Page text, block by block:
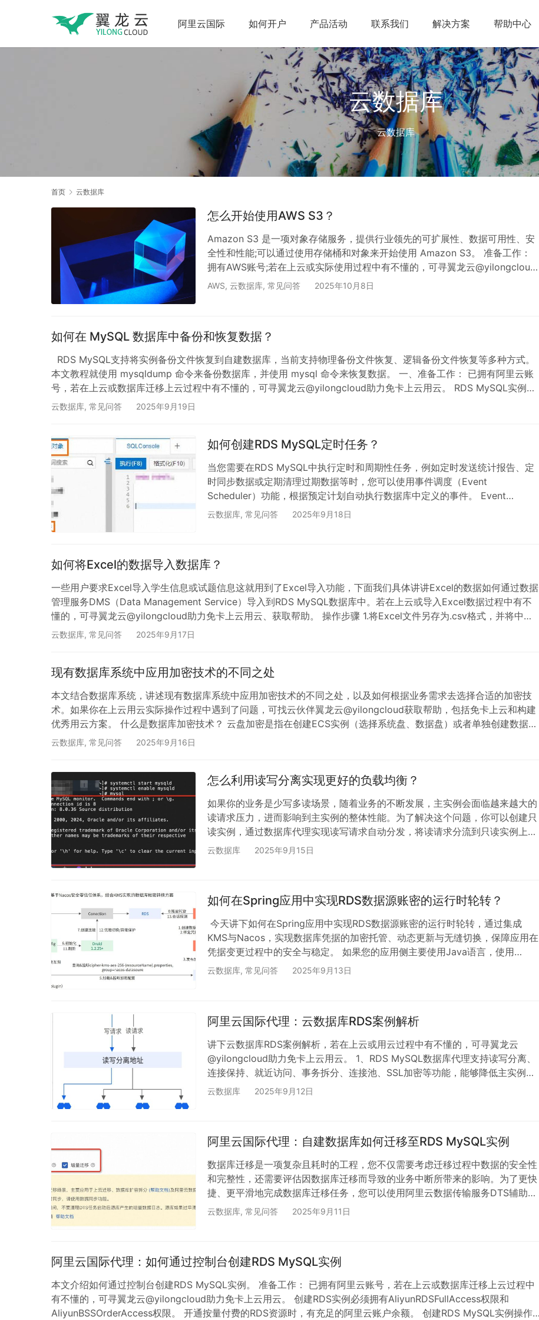
阿里云国际 如何开户 产品活动 联系我们 解决方案 帮助中心
云数据库
云数据库
首页 云数据库
怎么开始使用AWS S3？
Amazon S3 是一项对象存储服务，提供行业领先的可扩展性、数据可用性、安
全性和性能;可以通过使用存储桶和对象来开始使用 Amazon S3。 准备工作：
拥有AWS账号;若在上云或实际使用过程中有不懂的，可寻翼龙云@yilongcloud
助力上云用云获取帮助。 创建具有管理访问权限的用户:注册 AWS 账户 后，请
AWS, 云数据库, 常见问答 2025年10月8日
如何在 MySQL 数据库中备份和恢复数据？
RDS MySQL支持将实例备份文件恢复到自建数据库，当前支持物理备份文件恢复、逻辑备份文件恢复等多种方式。
本文教程就使用 mysqldump 命令来备份数据库，并使用 mysql 命令来恢复数据。 一、准备工作： 已拥有阿里云账
号，若在上云或数据库迁移上云过程中有不懂的，可寻翼龙云@yilongcloud助力免卡上云用云。 RDS MySQL实例需
满足以下条件： 大版本：8.0、5.7、5.6、5.5 系列：高可用系列 存储类型：高性能本地盘 已有逻辑备份。 二、备份
云数据库, 常见问答 2025年9月19日
如何创建RDS MySQL定时任务？
当您需要在RDS MySQL中执行定时和周期性任务，例如定时发送统计报告、定
时同步数据或定期清理过期数据等时，您可以使用事件调度（Event
Scheduler）功能，根据预定计划自动执行数据库中定义的事件。 Event
Scheduler 是 MySQL 中用于执行定时任务的组件，它允许用户在指定时间或按
云数据库, 常见问答 2025年9月18日
如何将Excel的数据导入数据库？
一些用户要求Excel导入学生信息或试题信息这就用到了Excel导入功能，下面我们具体讲讲Excel的数据如何通过数据
管理服务DMS（Data Management Service）导入到RDS MySQL数据库中。若在上云或导入Excel数据过程中有不
懂的，可寻翼龙云@yilongcloud助力免卡上云用云、获取帮助。 操作步骤 1.将Excel文件另存为.csv格式，并将中文
或不符合数据库要求的列名修改为英文。 说明：如果您的数据没有唯一的ID列，建议在最前方添加一列作为主键，…
云数据库, 常见问答 2025年9月17日
现有数据库系统中应用加密技术的不同之处
本文结合数据库系统，讲述现有数据库系统中应用加密技术的不同之处，以及如何根据业务需求去选择合适的加密技
术。如果你在上云用云实际操作过程中遇到了问题，可找云伙伴翼龙云@yilongcloud获取帮助，包括免卡上云和构建
优秀用云方案。 什么是数据库加密技术？ 云盘加密是指在创建ECS实例（选择系统盘、数据盘）或者单独创建数据盘
时为云盘勾选加密选项，创建完成后ECS实例操作系统内的数据会在云盘所在宿主机（ECS实例服务器）被自动加
云数据库, 常见问答 2025年9月16日
怎么利用读写分离实现更好的负载均衡？
如果你的业务是少写多读场景，随着业务的不断发展，主实例会面临越来越大的
读请求压力，进而影响到主实例的整体性能。为了解决这个问题，你可以创建只
读实例，通过数据库代理实现读写请求自动分发，将读请求分流到只读实例上，
降低主实例负载。为什么要进行读写分离？ 为了提升数据库性能和系统可用性，
@yilo…
云数据库 2025年9月15日
如何在Spring应用中实现RDS数据源账密的运行时轮转？
​ 今天讲下如何在Spring应用中实现RDS数据源账密的运行时轮转，通过集成
KMS与Nacos，实现数据库凭据的加密托管、动态更新与无缝切换，保障应用在
凭据变更过程中的安全与稳定。 如果您的应用侧主要使用Java语言，使用
Spring Boot或者Spring Cloud框架开发，并且应用中大量访问数据库，比如
云数据库, 常见问答 2025年9月13日
阿里云国际代理：云数据库RDS案例解析
讲下云数据库RDS案例解析，若在上云或用云过程中有不懂的，可寻翼龙云
@yilongcloud助力免卡上云用云。 1、RDS MySQL数据库代理支持读写分离、
连接保持、就近访问、事务拆分、连接池、SSL加密等功能，能够降低主实例负
载，提高实例可用性和安全性。 读写分离 阿里云数据库RDS MySQL/SQL
云数据库 2025年9月12日
阿里云国际代理：自建数据库如何迁移至RDS MySQL实例
数据库迁移是一项复杂且耗时的工程，您不仅需要考虑迁移过程中数据的安全性
和完整性，还需要评估因数据库迁移而导致的业务中断所带来的影响。为了更快
捷、更平滑地完成数据库迁移任务，您可以使用阿里云数据传输服务DTS辅助您
的迁移工作，其能在保证数据传输快速且完整的情况下，将应用停机时间降低到
云数据库, 常见问答 2025年9月11日
阿里云国际代理：如何通过控制台创建RDS MySQL实例
本文介绍如何通过控制台创建RDS MySQL实例。 准备工作： 已拥有阿里云账号，若在上云或数据库迁移上云过程中
有不懂的，可寻翼龙云@yilongcloud助力免卡上云用云。 创建RDS实例必须拥有AliyunRDSFullAccess权限和
AliyunBSSOrderAccess权限。 开通按量付费的RDS资源时，有充足的阿里云账户余额。 创建RDS MySQL实例操作